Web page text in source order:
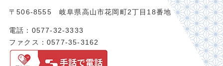
〒506-8555 岐阜県高山市花岡町2丁目18番地
電話：0577-32-3333
ファクス：0577-35-3162